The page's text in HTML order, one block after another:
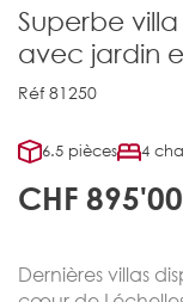
Superbe
avec jardin
Réf 81250
6.5 pièces 4
CHF
Dernières villas